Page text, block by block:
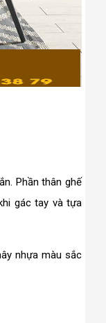
Phần thân ghế
gác tay và tựa
nhựa màu sắc